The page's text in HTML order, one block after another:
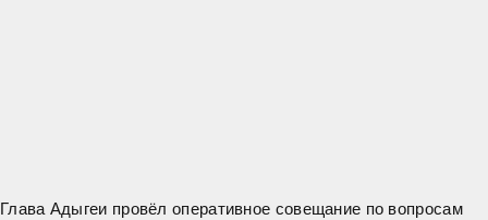
Глава Адыгеи провёл оперативное совещание по вопросам